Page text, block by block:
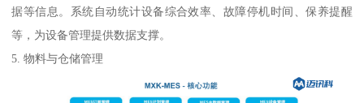
据等信息。系统自动统计设备综合效率、故障停机时间、保养提醒
等，为设备管理提供数据支撑。
5. 物料与仓储管理